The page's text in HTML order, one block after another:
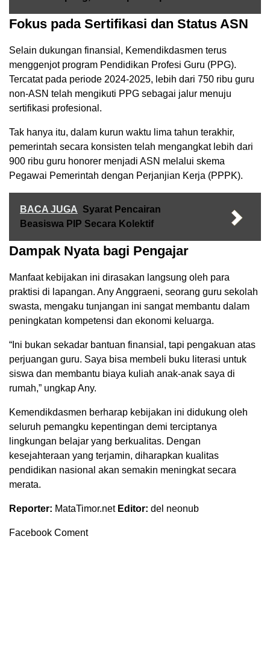
Fokus pada Sertifikasi dan Status ASN
Selain dukungan finansial, Kemendikdasmen terus
menggenjot program Pendidikan Profesi Guru (PPG).
Tercatat pada periode 2024-2025, lebih dari 750 ribu guru
non-ASN telah mengikuti PPG sebagai jalur menuju
sertifikasi profesional.
Tak hanya itu, dalam kurun waktu lima tahun terakhir,
pemerintah secara konsisten telah mengangkat lebih dari
900 ribu guru honorer menjadi ASN melalui skema
Pegawai Pemerintah dengan Perjanjian Kerja (PPPK).
BACA JUGA Syarat Pencairan
Beasiswa PIP Secara Kolektif
Dampak Nyata bagi Pengajar
Manfaat kebijakan ini dirasakan langsung oleh para
praktisi di lapangan. Any Anggraeni, seorang guru sekolah
swasta, mengaku tunjangan ini sangat membantu dalam
peningkatan kompetensi dan ekonomi keluarga.
“Ini bukan sekadar bantuan finansial, tapi pengakuan atas
perjuangan guru. Saya bisa membeli buku literasi untuk
siswa dan membantu biaya kuliah anak-anak saya di
rumah,” ungkap Any.
Kemendikdasmen berharap kebijakan ini didukung oleh
seluruh pemangku kepentingan demi terciptanya
lingkungan belajar yang berkualitas. Dengan
kesejahteraan yang terjamin, diharapkan kualitas
pendidikan nasional akan semakin meningkat secara
merata.
Reporter: MataTimor.net Editor: del neonub
Facebook Coment